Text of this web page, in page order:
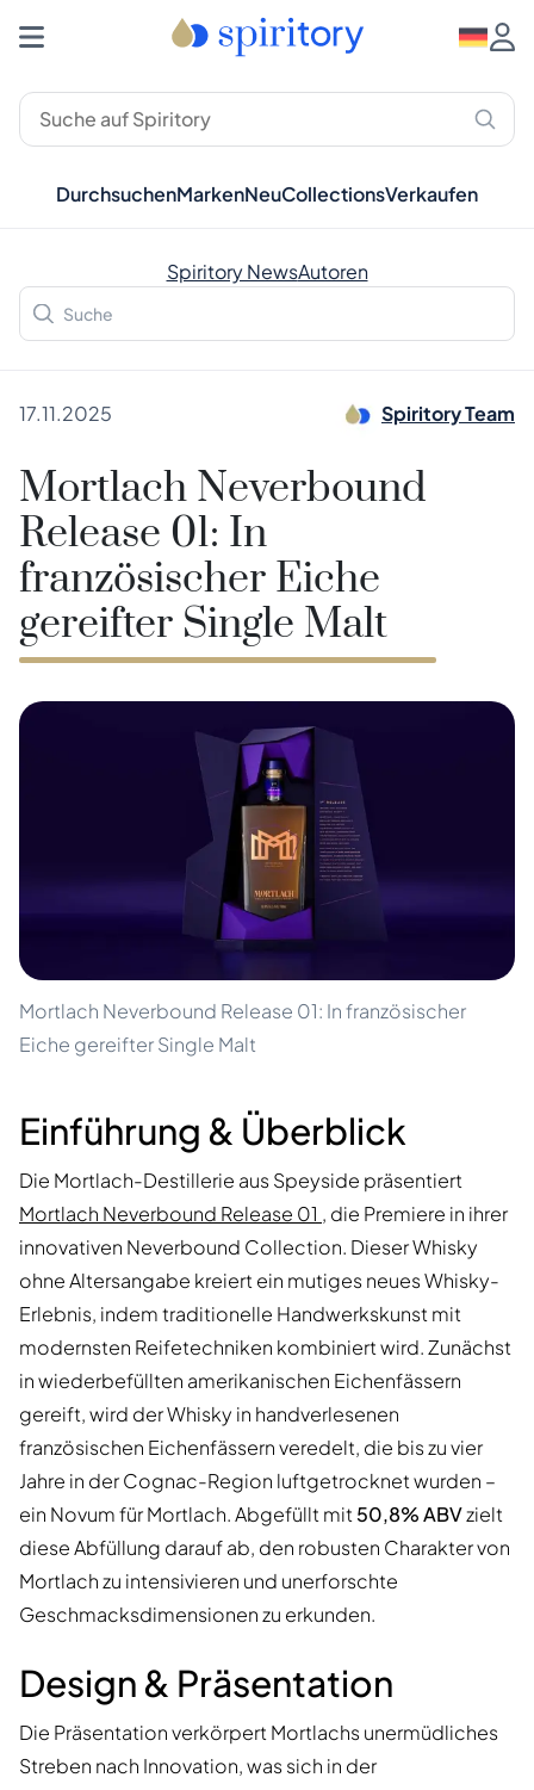
DurchsuchenMarkenNeuCollectionsVerkaufen
Spiritory NewsAutoren
17.11.2025 Spiritory Team
Mortlach Neverbound
Release 01: In
französischer Eiche
gereifter Single Malt
Mortlach Neverbound Release 01: In französischer
Eiche gereifter Single Malt
Einführung & Überblick
Die Mortlach-Destillerie aus Speyside präsentiert
Mortlach Neverbound Release 01 , die Premiere in ihrer
innovativen Neverbound Collection. Dieser Whisky
ohne Altersangabe kreiert ein mutiges neues Whisky-
Erlebnis, indem traditionelle Handwerkskunst mit
modernsten Reifetechniken kombiniert wird. Zunächst
in wiederbefüllten amerikanischen Eichenfässern
gereift, wird der Whisky in handverlesenen
französischen Eichenfässern veredelt, die bis zu vier
Jahre in der Cognac-Region luftgetrocknet wurden –
ein Novum für Mortlach. Abgefüllt mit 50,8% ABVzielt
diese Abfüllung darauf ab, den robusten Charakter von
Mortlach zu intensivieren und unerforschte
Geschmacksdimensionen zu erkunden.
Design & Präsentation
Die Präsentation verkörpert Mortlachs unermüdliches
Streben nach Innovation, was sich in der